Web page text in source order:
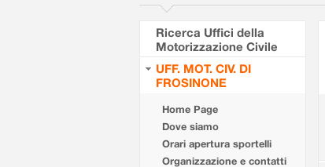
Ricerca Uffici della
Motorizzazione Civile
UFF. MOT. CIV. DI
FROSINONE
Home Page
Dove siamo
Orari apertura sportelli
Organizzazione e contatti